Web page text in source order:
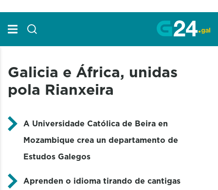
Galicia e África, unidas
pola Rianxeira
A Universidade Católica de Beira en
Mozambique crea un departamento de
Estudos Galegos
Aprenden o idioma tirando de cantigas